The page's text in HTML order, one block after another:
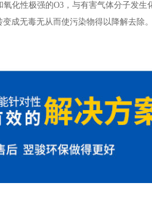
氧化性极强的O3，与有害气体分子发
成无毒无从而使污染物得以降解去除。